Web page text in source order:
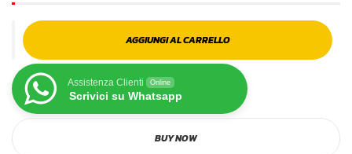
AGGIUNGI AL CARRELLO
Assistenza Clienti Online
Scrivici su Whatsapp
BUY NOW